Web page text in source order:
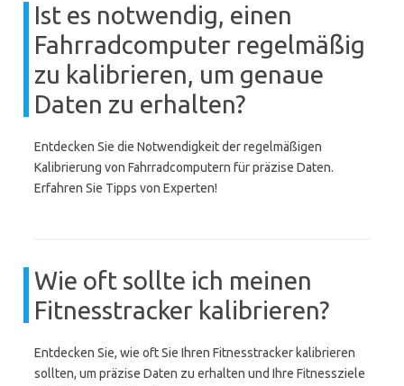
Ist es notwendig, einen
Fahrradcomputer regelmäßig
zu kalibrieren, um genaue
Daten zu erhalten?
Entdecken Sie die Notwendigkeit der regelmäßigen
Kalibrierung von Fahrradcomputern für präzise Daten.
Erfahren Sie Tipps von Experten!
Wie oft sollte ich meinen
Fitnesstracker kalibrieren?
Entdecken Sie, wie oft Sie Ihren Fitnesstracker kalibrieren
sollten, um präzise Daten zu erhalten und Ihre Fitnessziele